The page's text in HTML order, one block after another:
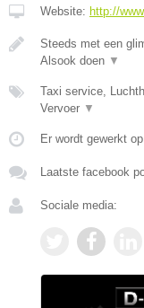
Website: http://
Steeds met een
Alsook doen ▼
Taxi service,
Vervoer ▼
Er wordt gewerkt
Laatste facebook
Sociale media: